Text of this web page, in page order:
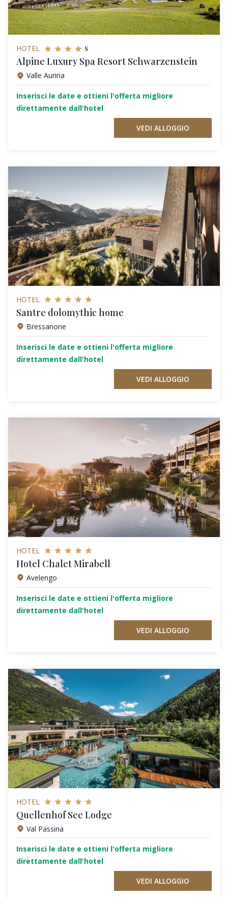
HOTEL s
Alpine Luxury Spa Resort Schwarzenstein
Valle Aurina
Inserisci le date e ottieni l'offerta migliore
direttamente dall'hotel
VEDI ALLOGGIO
HOTEL
Santre dolomythic home
Bressanone
Inserisci le date e ottieni l'offerta migliore
direttamente dall'hotel
VEDI ALLOGGIO
HOTEL
Hotel Chalet Mirabell
Avelengo
Inserisci le date e ottieni l'offerta migliore
direttamente dall'hotel
VEDI ALLOGGIO
HOTEL
Quellenhof See Lodge
Val Passiria
Inserisci le date e ottieni l'offerta migliore
direttamente dall'hotel
VEDI ALLOGGIO